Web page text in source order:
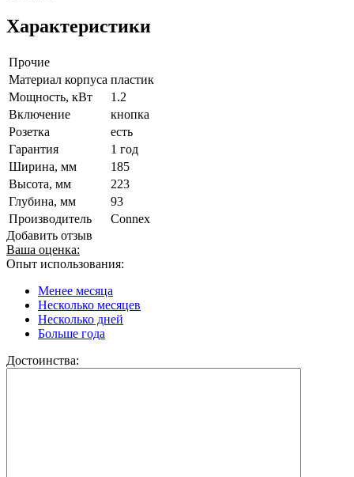
Характеристики
Прочие
Материал корпуса пластик
Мощность, кВт
1.2
Включение
кнопка
Розетка
есть
Гарантия
1 год
Ширина, мм
185
Высота, мм
223
Глубина, мм
93
Производитель
Connex
Добавить отзыв
Ваша оценка:
Опыт использования:
Менее месяца
Несколько месяцев
Несколько дней
Больше года
Достоинства: